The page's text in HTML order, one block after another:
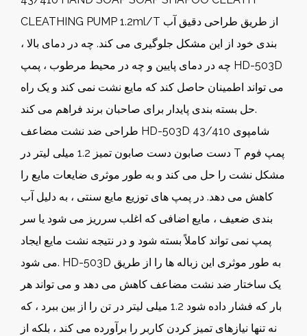
CLEATHING PUMP 1.2ml/T از طریق طراحی دقیق آب
بندی خود از این مشکل جلوگیری می کند. چه در دمای بالا ،
چه در دمای پایین و چه در محیط مرطوب ، پمپ HD-503D
می تواند اطمینان حاصل کند که مایع نشت نمی کند و یک راه
حل بسته بندی پایدار برای صاحبان برند فراهم می کند.
طراحی ضد نشت مضاعف HD-503D 43/410 شامپوی
دست صابون دست صابون تمیز 1.2 میلی لیتر در T پمپ فوم
مشکل نشت را حل می کند و به طور موثری ضایعات مایع را
کاهش می دهد. در پمپ های توزیع مایع سنتی ، به دلیل آب
بندی ضعیف ، مایع اضافی که اغلب سرریز می شود یا سر
پمپ نمی تواند کاملاً بسته شود و در نتیجه نشت مایع ایجاد
می شود. HD-503D به طور موثری این زباله ها را از طریق
یک ساختار ضد نشت مضاعف کاهش می دهد و می تواند هر
بار که فشار داده شود 1.2 میلی لیتر در تن را از بین ببرد ، که
نه تنها نیازهای تمیز کردن کاربر را برآورده می کند ، بلکه از